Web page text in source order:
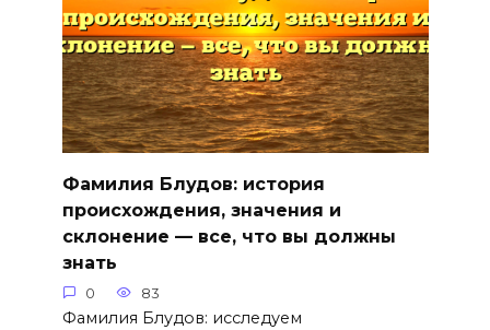
Фамилия Блудов: история
происхождения, значения и
склонение — все, что вы должны
знать
0 83
Фамилия Блудов: исследуем